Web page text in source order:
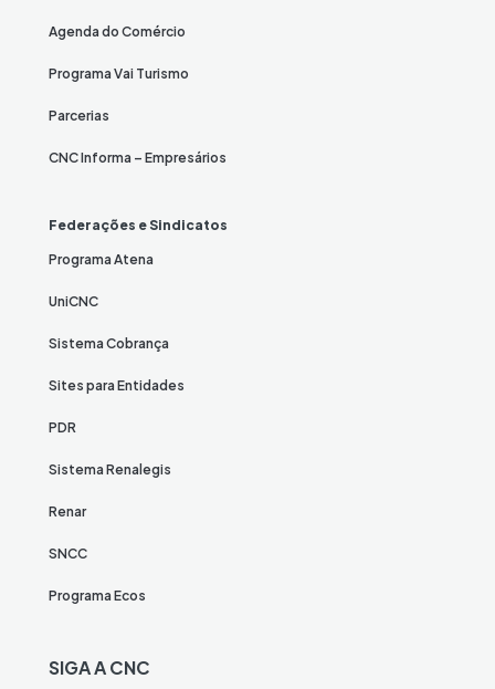
Agenda do Comércio
Programa Vai Turismo
Parcerias
CNC Informa – Empresários
Federações e Sindicatos
Programa Atena
UniCNC
Sistema Cobrança
Sites para Entidades
PDR
Sistema Renalegis
Renar
SNCC
Programa Ecos
SIGA A CNC